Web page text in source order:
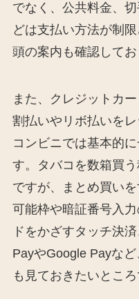
でなく、公共料金、
どは支払い方法が制
頭の案内も確認してお
また、クレジットカ
割払いやリボ払いをレ
コンビニでは基本的
す。タバコを数箱買
ですが、まとめ買い
可能枠や暗証番号入
ドをかざすタッチ決
PayやGoogle Payな
も見ておきたいところ